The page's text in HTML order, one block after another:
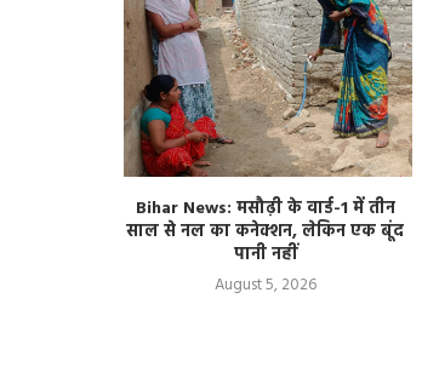
Bihar News: मसौढ़ी के वार्ड-1 में तीन
साल से नल का कनेक्शन, लेकिन एक बूंद
पानी नहीं
August 5, 2026